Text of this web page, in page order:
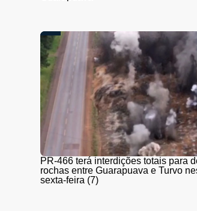
PR-466 terá interdições totais para
rochas entre Guarapuava e Turvo
sexta-feira (7)